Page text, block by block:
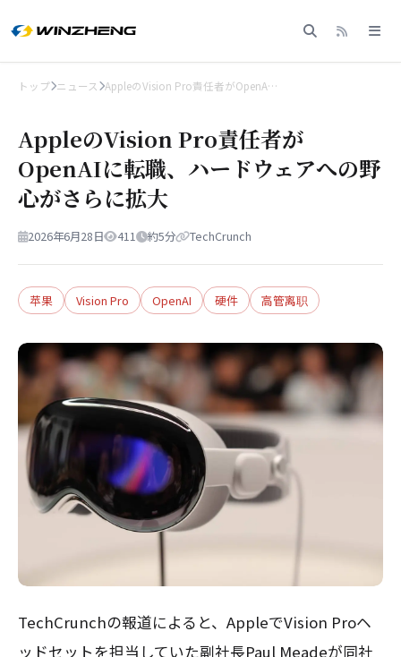
トップ ニュース AppleのVision Pro責任者がOpenA…
AppleのVision Pro責任者が
OpenAIに転職、ハードウェアへの野
心がさらに拡大
2026年6月28日 411 約5分 TechCrunch
苹果 Vision Pro OpenAI 硬件 高管离职
TechCrunchの報道によると、AppleでVision Proヘ
ッドセットを担当していた副社長Paul Meadeが同社